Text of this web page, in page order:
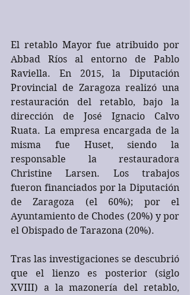
El retablo Mayor fue atribuido por
Abbad Ríos al entorno de Pablo
Raviella. En 2015, la Diputación
Provincial de Zaragoza realizó una
restauración del retablo, bajo la
dirección de José Ignacio Calvo
Ruata. La empresa encargada de la
misma fue Huset, siendo la
responsable la restauradora
Christine Larsen. Los trabajos
fueron financiados por la Diputación
de Zaragoza (el 60%); por el
Ayuntamiento de Chodes (20%) y por
el Obispado de Tarazona (20%).
Tras las investigaciones se descubrió
que el lienzo es posterior (siglo
XVIII) a la mazonería del retablo,